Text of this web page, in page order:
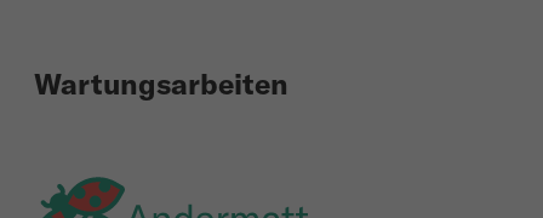
Wartungsarbeiten